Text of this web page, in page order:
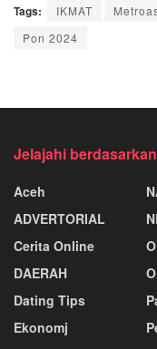
Tags: IKMAT
Pon 2024
Jelajahi
Aceh
ADVERTORIAL
Cerita Online
DAERAH
Dating Tips
Ekonomj